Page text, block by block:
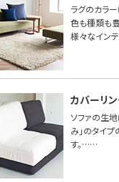
ラグのカラ
色も種類も
様々なイン
カバーリ
ソファの生地
み」のタイ
す。……